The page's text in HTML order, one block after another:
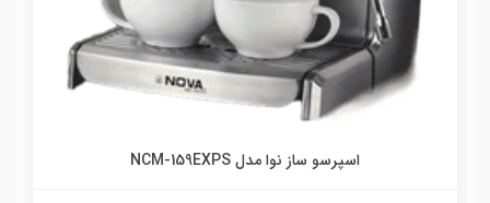
اسپرسو ساز نوا مدل NCM-159EXPS